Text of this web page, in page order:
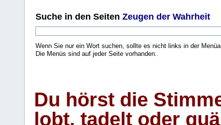
Suche in den Seiten Zeugen der Wahrheit
Wenn Sie nur ein Wort suchen, sollte es nicht links in der
Die Menüs sind auf jeder Seite vorhanden..
Du hörst die
lobt, tadelt oder